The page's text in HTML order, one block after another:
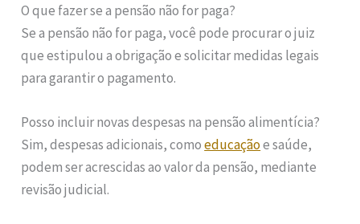
O que fazer se a pensão não for paga?
Se a pensão não for paga, você pode procurar o juiz
que estipulou a obrigação e solicitar medidas legais
para garantir o pagamento.
Posso incluir novas despesas na pensão alimentícia?
Sim, despesas adicionais, comoeducaçãoe saúde,
podem ser acrescidas ao valor da pensão, mediante
revisão judicial.